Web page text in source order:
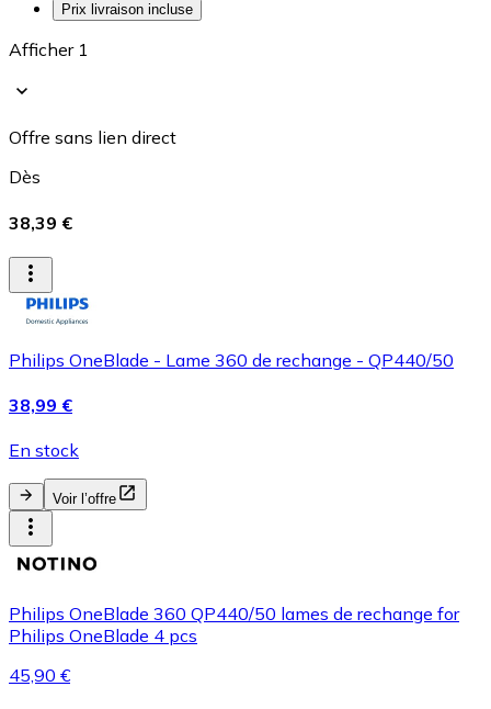
Prix livraison incluse
Afficher 1
Offre sans lien direct
Dès
38,39 €
Philips OneBlade - Lame 360 de rechange - QP440/50
38,99 €
En stock
Voir l’offre
Philips OneBlade 360 QP440/50 lames de rechange for
Philips OneBlade 4 pcs
45,90 €